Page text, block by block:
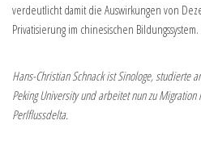
verdeutlicht damit die Auswirkungen von
Privatisierung im chinesischen Bildungssystem.
Hans-Christian Schnack ist Sinologe, studierte
Peking University und arbeitet nun zu Migration
Perlflussdelta.